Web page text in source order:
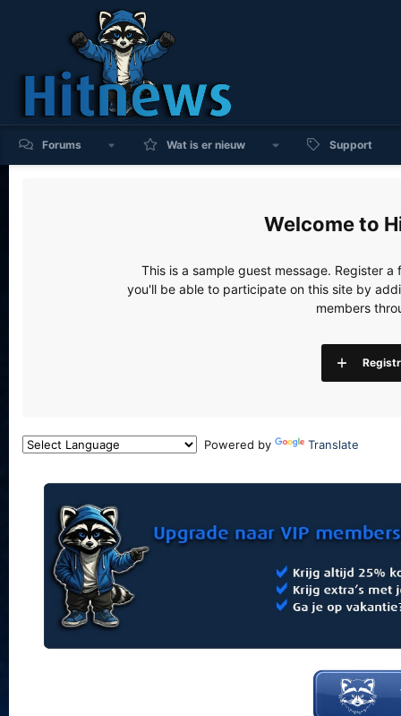
Forums Wat is er nieuw Support
This is a sample guest message. Register
you'll be able to participate on this site by
members
Powered by Translate